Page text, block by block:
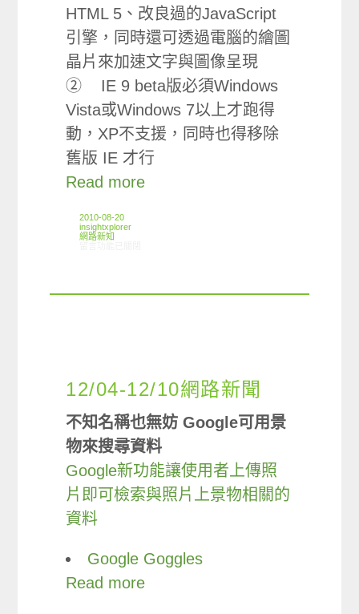
HTML 5、改良過的JavaScript
引擎，同時還可透過電腦的繪圖
晶片來加速文字與圖像呈現
② IE 9 beta版必須Windows
Vista或Windows 7以上才跑得
動，XP不支援，同時也得移除
舊版 IE 才行
Read more
2010-08-20
insightxplorer
網路新知
12/04-12/10網路新聞
不知名稱也無妨 Google可用景
物來搜尋資料
Google新功能讓使用者上傳照
片即可檢索與照片上景物相關的
資料
Google Goggles
Read more